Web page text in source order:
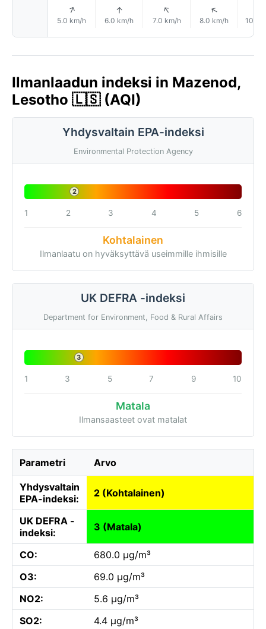
↑
5.0 km/h
↑
6.0 km/h
↑
7.0 km/h
↑
8.0 km/h 10.0
Ilmanlaadun indeksi in Mazenod,
Lesotho 🇱🇸 (AQI)
Yhdysvaltain EPA-indeksi
Environmental Protection Agency
2
1 2 3 4 5 6
Kohtalainen
Ilmanlaatu on hyväksyttävä useimmille ihmisille
UK DEFRA -indeksi
Department for Environment, Food & Rural Affairs
3
1 3 5 7 9 10
Matala
Ilmansaasteet ovat matalat
Parametri Arvo
Yhdysvaltain
EPA-indeksi:
2 (Kohtalainen)
UK DEFRA -
indeksi:
3 (Matala)
CO:
680.0 µg/m³
O3:
69.0 µg/m³
NO2:
5.6 µg/m³
SO2:
4.4 µg/m³